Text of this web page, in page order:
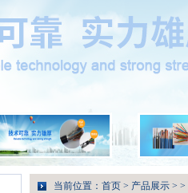
当前位置： 首页 > 产品展示 > >